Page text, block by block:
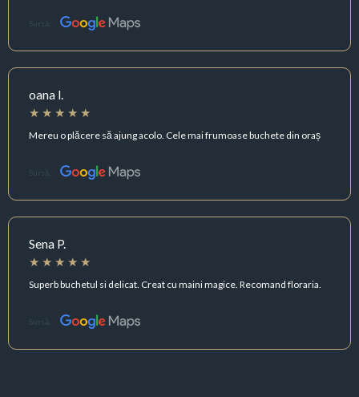
Sursă:
oana l.
Mereu o plăcere să ajung acolo. Cele mai frumoase buchete din oraș
Sursă:
Sena P.
Superb buchetul si delicat. Creat cu maini magice. Recomand floraria.
Sursă: